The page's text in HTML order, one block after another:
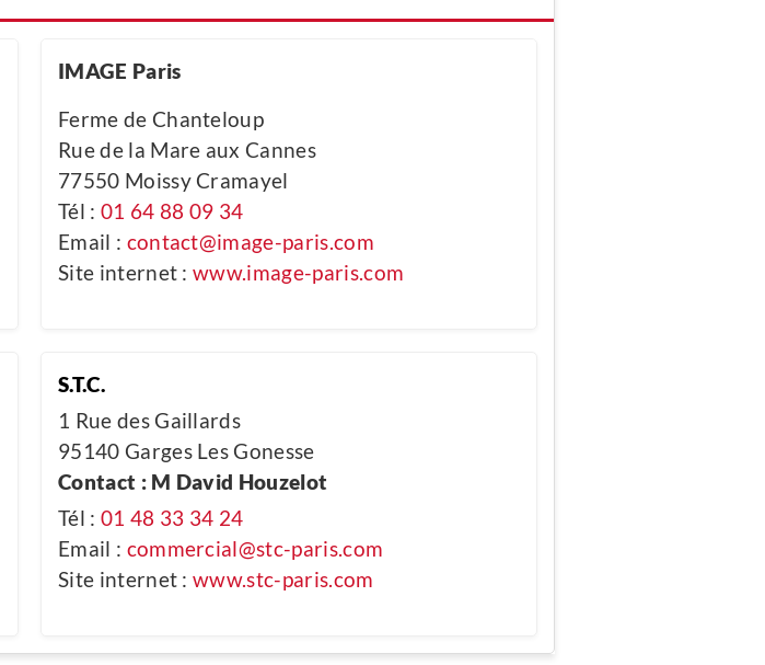
IMAGE Paris
Ferme de Chanteloup
Rue de la Mare aux Cannes
77550 Moissy Cramayel
Tél : 01 64 88 09 34
Email : contact@image-paris.com
Site internet :www.image-paris.com
S.T.C.
1 Rue des Gaillards
95140 Garges Les Gonesse
Contact : M David Houzelot
Tél : 01 48 33 34 24
Email : commercial@stc-paris.com
Site internet :www.stc-paris.com